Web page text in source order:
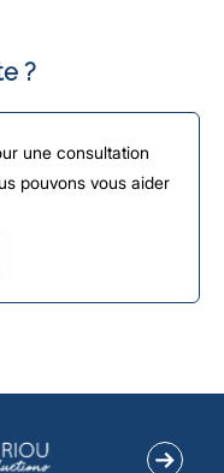
?
une consultation
pouvons vous aider